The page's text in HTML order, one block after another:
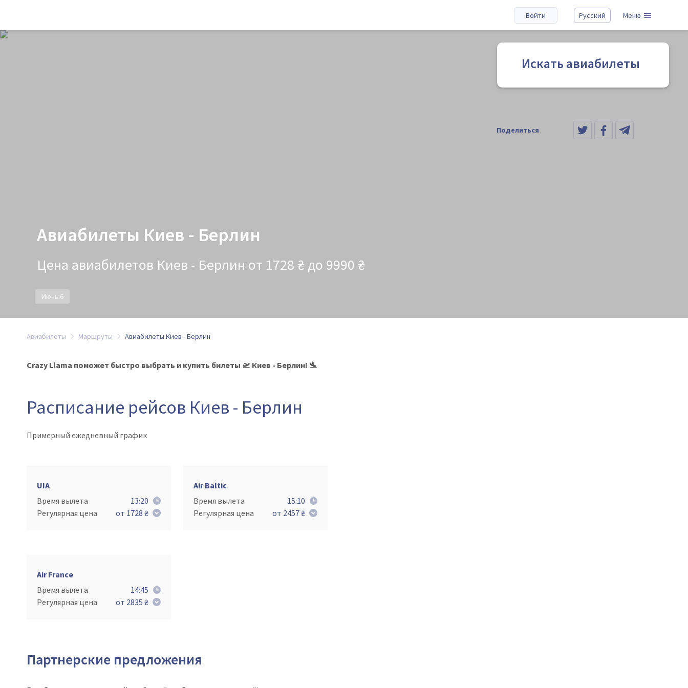
Войти Русский Меню
Авиабилеты Киев - Берлин
Цена авиабилетов Киев - Берлин от 1728 ₴ до 9990 ₴
Июнь 6
Искать авиабилеты
Поделиться
Авиабилеты Маршруты Авиабилеты Киев - Берлин
Crazy Llama поможет быстро выбрать и купить билеты 🛫 Киев - Берлин! 🛬
Расписание рейсов Киев - Берлин
Примерный ежедневный график
UIA
Время вылета
13:20
Регулярная цена
от 1728 ₴
Air Baltic
Время вылета
15:10
Регулярная цена
от 2457 ₴
Air France
Время вылета
14:45
Регулярная цена
от 2835 ₴
Партнерские предложения